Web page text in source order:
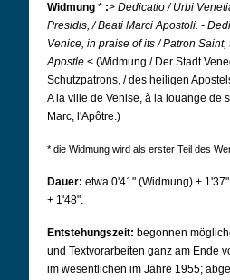
Widmung * :> Dedicatio / Urbi
Presidis, / Beati Marci Apostoli. -
Venice, in praise of its / Patron Saint,
Apostle.< (Widmung / Der Stadt
Schutzpatrons, / des heiligen
A la ville de Venise, à la louange de
Marc, l'Apôtre.)
* die Widmung wird als erster Teil des
Dauer: etwa 0'41" (Widmung) +
+ 1'48".
Entstehungszeit: begonnen
und Textvorarbeiten ganz am Ende
im wesentlichen im Jahre 1955;